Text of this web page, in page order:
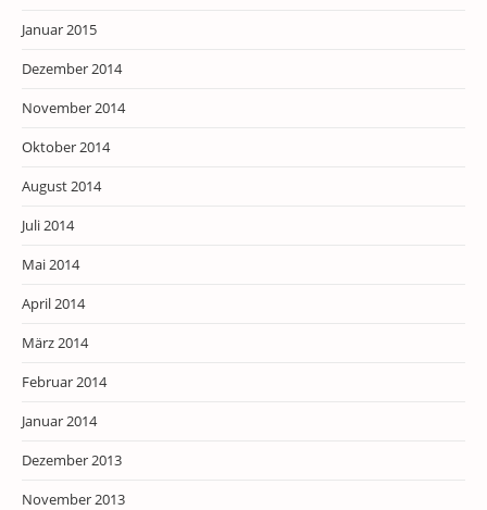
Januar 2015
Dezember 2014
November 2014
Oktober 2014
August 2014
Juli 2014
Mai 2014
April 2014
März 2014
Februar 2014
Januar 2014
Dezember 2013
November 2013